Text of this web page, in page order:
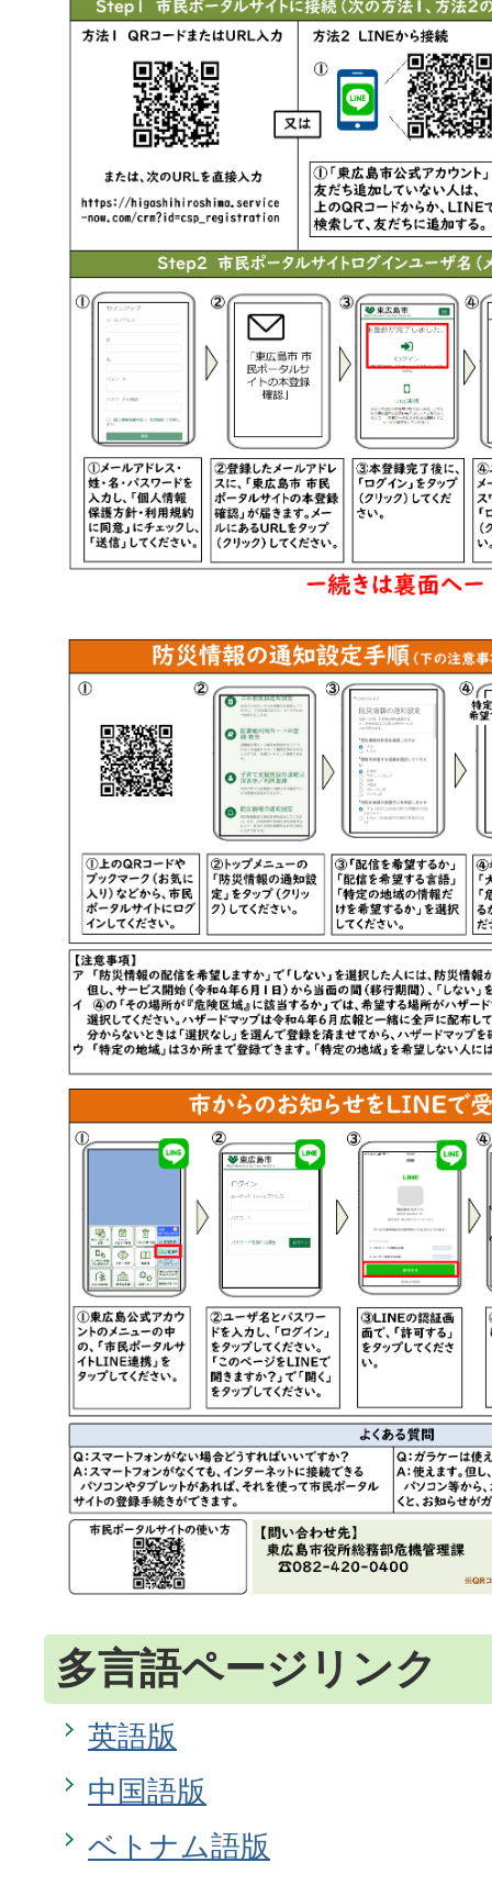
多言語ページリンク
英語版
中国語版
ベトナム語版